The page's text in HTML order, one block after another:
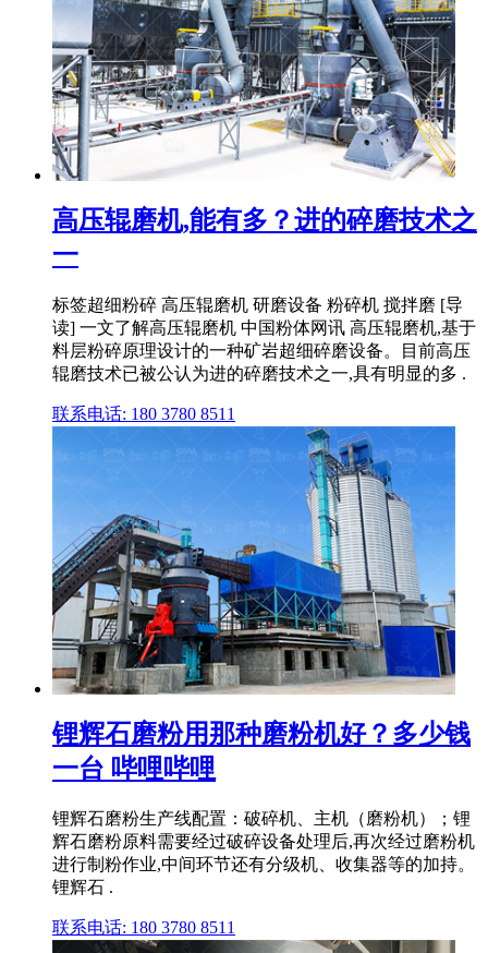
高压辊磨机,能有多？进的碎磨技术之
一
标签超细粉碎 高压辊磨机 研磨设备 粉碎机 搅拌磨 [导
读] 一文了解高压辊磨机 中国粉体网讯 高压辊磨机,基于
料层粉碎原理设计的一种矿岩超细碎磨设备。目前高压
辊磨技术已被公认为进的碎磨技术之一,具有明显的多 .
联系电话: 180 3780 8511
锂辉石磨粉用那种磨粉机好？多少钱
一台 哔哩哔哩
锂辉石磨粉生产线配置：破碎机、主机（磨粉机）；锂
辉石磨粉原料需要经过破碎设备处理后,再次经过磨粉机
进行制粉作业,中间环节还有分级机、收集器等的加持。
锂辉石 .
联系电话: 180 3780 8511